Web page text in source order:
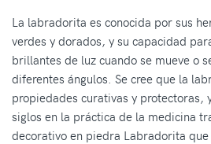
La labradorita es conocida por sus
verdes y dorados, y su capacidad
brillantes de luz cuando se mueve o
diferentes ángulos. Se cree que la
propiedades curativas y protectoras,
siglos en la práctica de la medicina
decorativo en piedra Labradorita que